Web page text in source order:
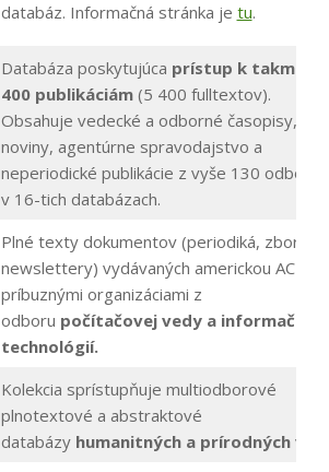
databáz. Informačná stránka je tu.
Databáza poskytujúca prístup k takmer 9
400 publikáciám(5 400 fulltextov).
Obsahuje vedecké a odborné časopisy,
noviny, agentúrne spravodajstvo a
neperiodické publikácie z vyše 130 odborov
v 16-tich databázach.
Plné texty dokumentov (periodiká,
newslettery) vydávaných americkou ACM a
príbuznými organizáciami z
odboru počítačovej vedy a
technológií.
Kolekcia sprístupňuje multiodborové
plnotextové a abstraktové
databázy humanitných a prírodných